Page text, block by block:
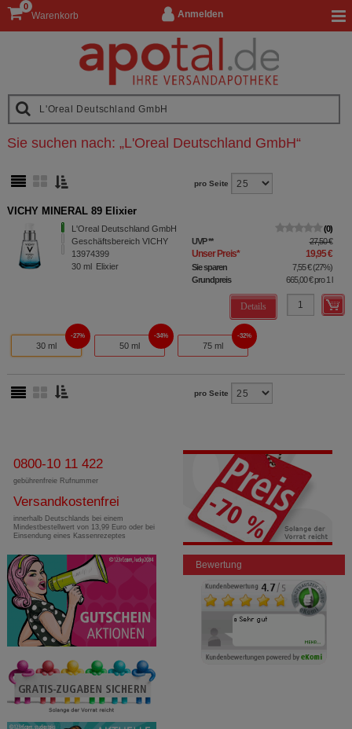
Anmelden
Warenkorb
0
Sie suchen nach: „L'Oreal Deutschland GmbH“
pro Seite
VICHY MINERAL 89 Elixier
L'Oreal Deutschland GmbH
Geschäftsbereich VICHY
13974399
30 ml Elixier
0
UVP** 27,50 €
Unser Preis* 19,95 €
Sie sparen 7,55 €(27%)
Grundpreis
665,00 €pro 1 l
Details
30 ml
27%
50 ml
34%
75 ml
32%
pro Seite
0800-10 11 422
gebührenfreie Rufnummer
Versandkostenfrei
innerhalb Deutschlands bei einem
Mindestbestellwert von 13,99 Euro oder bei
Einsendung eines Kassenrezeptes
Bewertung